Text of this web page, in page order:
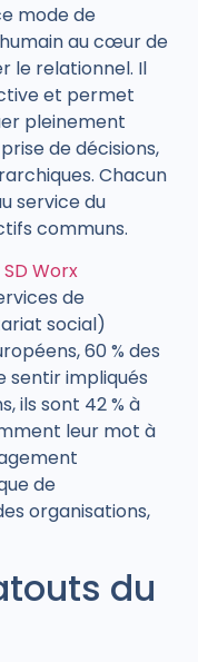
mode de
au cœur de
le relationnel. Il
et permet
pleinement
de décisions,
Chacun
service du
communs.
SD Worx
de
social)
60 % des
sentir impliqués
ils sont 42 % à
leur mot à
de
organisations,
du